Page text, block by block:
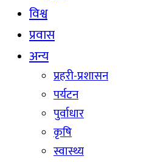
विश्व
प्रवास
अन्य
प्रहरी-प्रशासन
पर्यटन
पुर्वाधार
कृषि
स्वास्थ्य